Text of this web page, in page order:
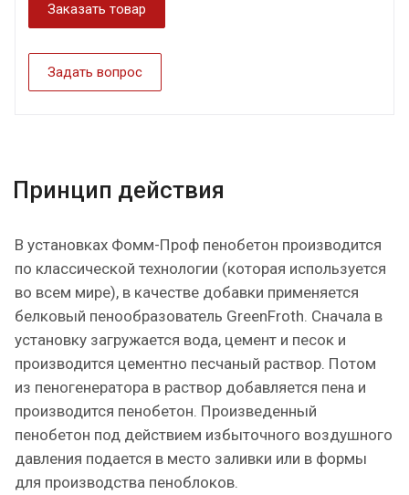
Заказать товар
Задать вопрос
Принцип действия
В установках Фомм-Проф пенобетон производится
по классической технологии (которая используется
во всем мире), в качестве добавки применяется
белковый пенообразователь GreenFroth. Сначала в
установку загружается вода, цемент и песок и
производится цементно песчаный раствор. Потом
из пеногенератора в раствор добавляется пена и
производится пенобетон. Произведенный
пенобетон под действием избыточного воздушного
давления подается в место заливки или в формы
для производства пеноблоков.